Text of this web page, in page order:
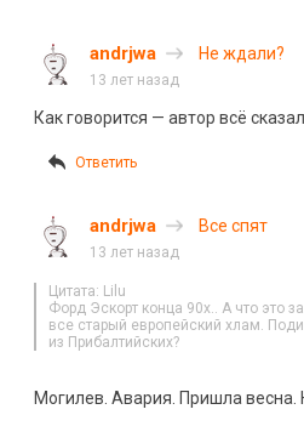
andrjwa Не ждали?
13 лет назад
Как говорится — автор всё
Ответить
andrjwa Все спят
13 лет назад
Цитата: Lilu
Форд Эскорт конца 90х.. А что это
все старый европейский хлам.
из Прибалтийских?
Могилев. Авария. Пришла